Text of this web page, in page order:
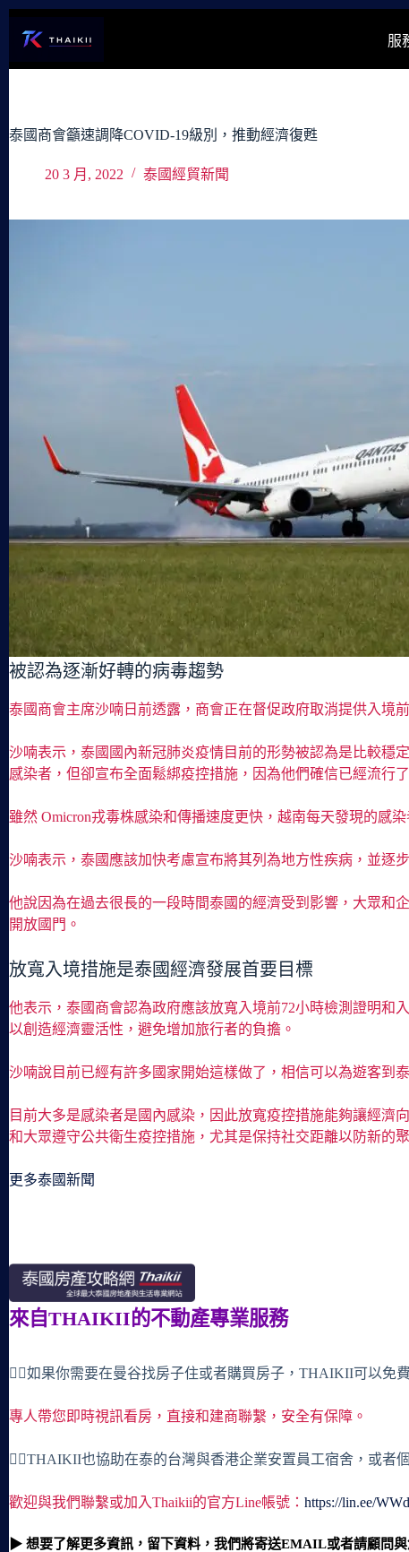
容
服
泰國商會籲速調降COVID-19級別，推動經濟復甦
20 3 月, 2022 泰國經貿新聞
被認為逐漸好轉的病毒趨勢
泰國商會主席沙喃日前透露，商會正在督促政府取消提供入境
沙喃表示，泰國國內新冠肺炎疫情目前的形勢被認為是比較穩
感染者，但卻宣布全面鬆綁疫控措施，因為他們確信已經流行
雖然 Omicron戎毒株感染和傳播速度更快，越南每天發現的感
沙喃表示，泰國應該加快考慮宣布將其列為地方性疾病，並逐
他說因為在過去很長的一段時間泰國的經濟受到影響，大眾和
開放國門。
放寬入境措施是泰國經濟發展首要目標
他表示，泰國商會認為政府應該放寬入境前72小時檢測證明和
以創造經濟靈活性，避免增加旅行者的負擔。
沙喃說目前已經有許多國家開始這樣做了，相信可以為遊客到
目前大多是感染者是國內感染，因此放寬疫控措施能夠讓經濟
和大眾遵守公共衛生疫控措施，尤其是保持社交距離以防新的
更多泰國新聞
來自THAIKII的不動產專業服務
🙋‍♀️如果你需要在曼谷找房子住或者購買房子，THAIKII可以免費
專人帶您即時視訊看房，直接和建商聯繫，安全有保障。
🙋‍♀️THAIKII也協助在泰的台灣與香港企業安置員工宿舍，或者
歡迎與我們聯繫或加入Thaikii的官方Line帳號： https://lin.ee/
▶ 想要了解更多資訊，留下資料，我們將寄送EMAIL或者請顧問